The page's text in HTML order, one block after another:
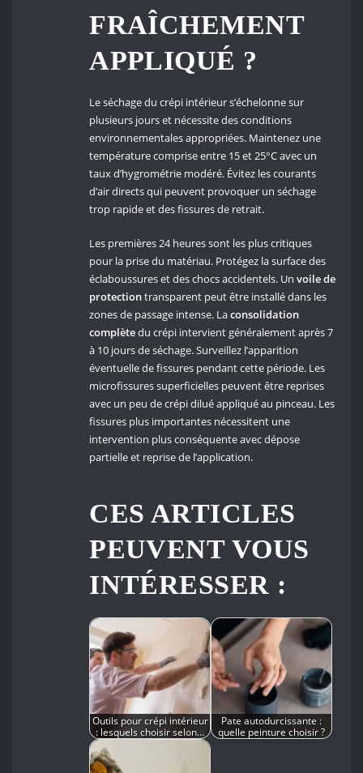
FRAÎCHEMENT
APPLIQUÉ ?
Le séchage du crépi intérieur s’échelonne sur
plusieurs jours et nécessite des conditions
environnementales appropriées. Maintenez une
température comprise entre 15 et 25°C avec un
taux d’hygrométrie modéré. Évitez les courants
d’air directs qui peuvent provoquer un séchage
trop rapide et des fissures de retrait.
Les premières 24 heures sont les plus critiques
pour la prise du matériau. Protégez la surface des
éclaboussures et des chocs accidentels. Unvoile de
protectiontransparent peut être installé dans les
zones de passage intense. Laconsolidation
complètedu crépi intervient généralement après 7
à 10 jours de séchage. Surveillez l’apparition
éventuelle de fissures pendant cette période. Les
microfissures superficielles peuvent être reprises
avec un peu de crépi dilué appliqué au pinceau. Les
fissures plus importantes nécessitent une
intervention plus conséquente avec dépose
partielle et reprise de l’application.
CES ARTICLES
PEUVENT VOUS
INTÉRESSER :
Outils pour crépi intérieur
: lesquels choisir selon…
Pate autodurcissante :
quelle peinture choisir ?